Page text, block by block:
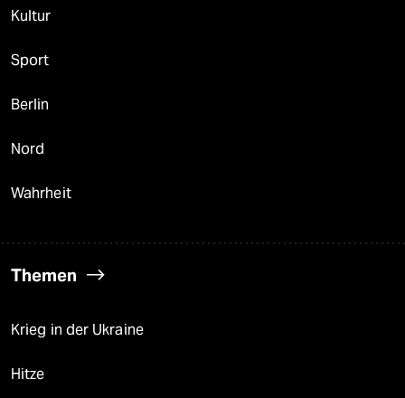
Kultur
Sport
Berlin
Nord
Wahrheit
Themen
Krieg in der Ukraine
Hitze